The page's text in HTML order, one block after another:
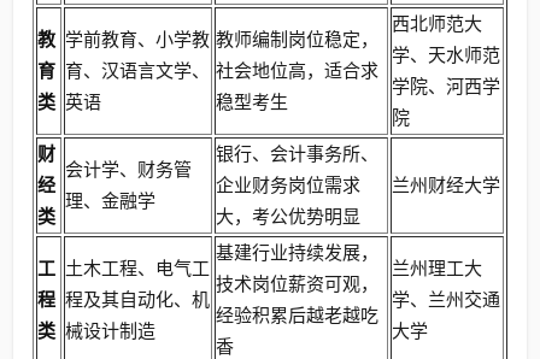
教
育
类
学前教育、小学教
育、汉语言文学、
英语
教师编制岗位稳定，
社会地位高，适合求
稳型考生
西北师范大
学、天水师范
学院、河西学
院
财
经
类
会计学、财务管
理、金融学
银行、会计事务所、
企业财务岗位需求
大，考公优势明显
兰州财经大学
工
程
类
土木工程、电气工
程及其自动化、机
械设计制造
基建行业持续发展，
技术岗位薪资可观，
经验积累后越老越吃
香
兰州理工大
学、兰州交通
大学